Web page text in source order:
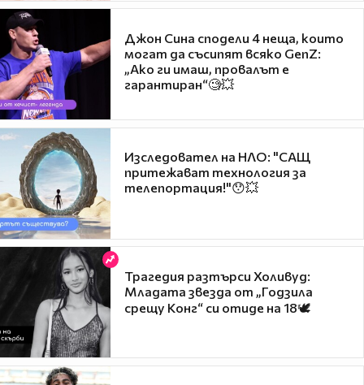
Джон Сина сподели 4 неща, които
могат да съсипят всяко GenZ:
„Ако ги имаш, провалът е
гарантиран“🧐💥
Изследовател на НЛО: "САЩ
притежават технология за
телепортация!"😯💥
Трагедия разтърси Холивуд:
Младата звезда от „Годзила
срещу Конг“ си отиде на 18🕊️